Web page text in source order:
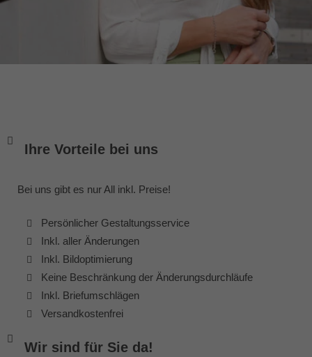
Ihre Vorteile bei uns
Bei uns gibt es nur All inkl. Preise!
Persönlicher Gestaltungsservice
Inkl. aller Änderungen
Inkl. Bildoptimierung
Keine Beschränkung der Änderungsdurchläufe
Inkl. Briefumschlägen
Versandkostenfrei
Wir sind für Sie da!